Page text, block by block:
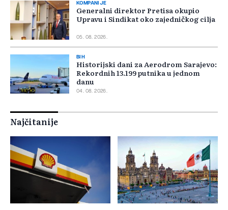
KOMPANIJE
Generalni direktor Pretisa okupio
Upravu i Sindikat oko zajedničkog cilja
05. 08. 2026.
BIH
Historijski dani za Aerodrom Sarajevo:
Rekordnih 13.199 putnika u jednom
danu
04. 08. 2026.
Najčitanije